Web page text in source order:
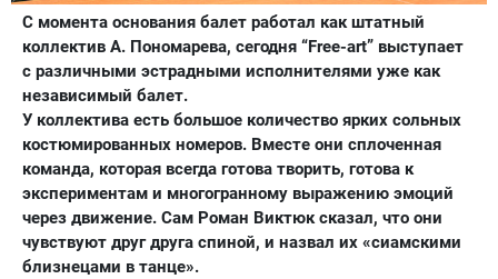
С момента основания балет работал как штатный
коллектив А. Пономарева, сегодня “Free-art” выступает
с различными эстрадными исполнителями уже как
независимый балет.
У коллектива есть большое количество ярких сольных
костюмированных номеров. Вместе они сплоченная
команда, которая всегда готова творить, готова к
экспериментам и многогранному выражению эмоций
через движение. Сам Роман Виктюк сказал, что они
чувствуют друг друга спиной, и назвал их «сиамскими
близнецами в танце».